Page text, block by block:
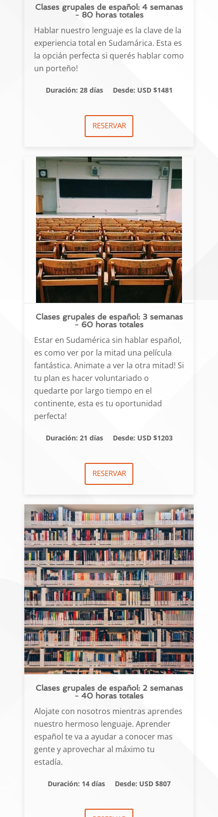
Clases grupales de español: 4 semanas
- 80 horas totales
Hablar nuestro lenguaje es la clave de la
experiencia total en Sudamárica. Esta es
la opcián perfecta si querés hablar como
un porteño!
Duración: 28 días Desde: USD $1481
RESERVAR
Clases grupales de español: 3 semanas
- 60 horas totales
Estar en Sudamérica sin hablar español,
es como ver por la mitad una película
fantástica. Animate a ver la otra mitad! Si
tu plan es hacer voluntariado o
quedarte por largo tiempo en el
continente, esta es tu oportunidad
perfecta!
Duración: 21 días Desde: USD $1203
RESERVAR
Clases grupales de español: 2 semanas
- 40 horas totales
Alojate con nosotros mientras aprendes
nuestro hermoso lenguaje. Aprender
español te va a ayudar a conocer mas
gente y aprovechar al máximo tu
estadía.
Duración: 14 días Desde: USD $807